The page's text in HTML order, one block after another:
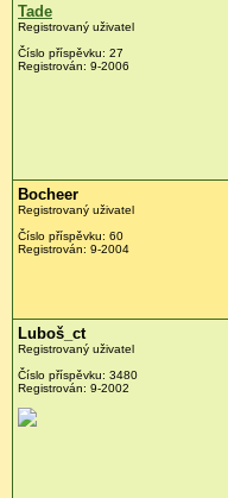
Tade
Registrovaný uživatel
Číslo příspěvku: 27
Registrován: 9-2006
Bocheer
Registrovaný uživatel
Číslo příspěvku: 60
Registrován: 9-2004
Luboš_ct
Registrovaný uživatel
Číslo příspěvku: 3480
Registrován: 9-2002